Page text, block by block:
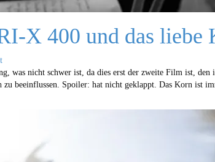
X 400 und das liebe
was nicht schwer ist, da dies erst der zweite Film ist,
zu beeinflussen. Spoiler: hat nicht geklappt. Das Korn